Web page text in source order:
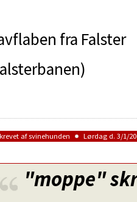
fra Falster
afsvinehunden Lørdag d. 3/1/
"moppe"